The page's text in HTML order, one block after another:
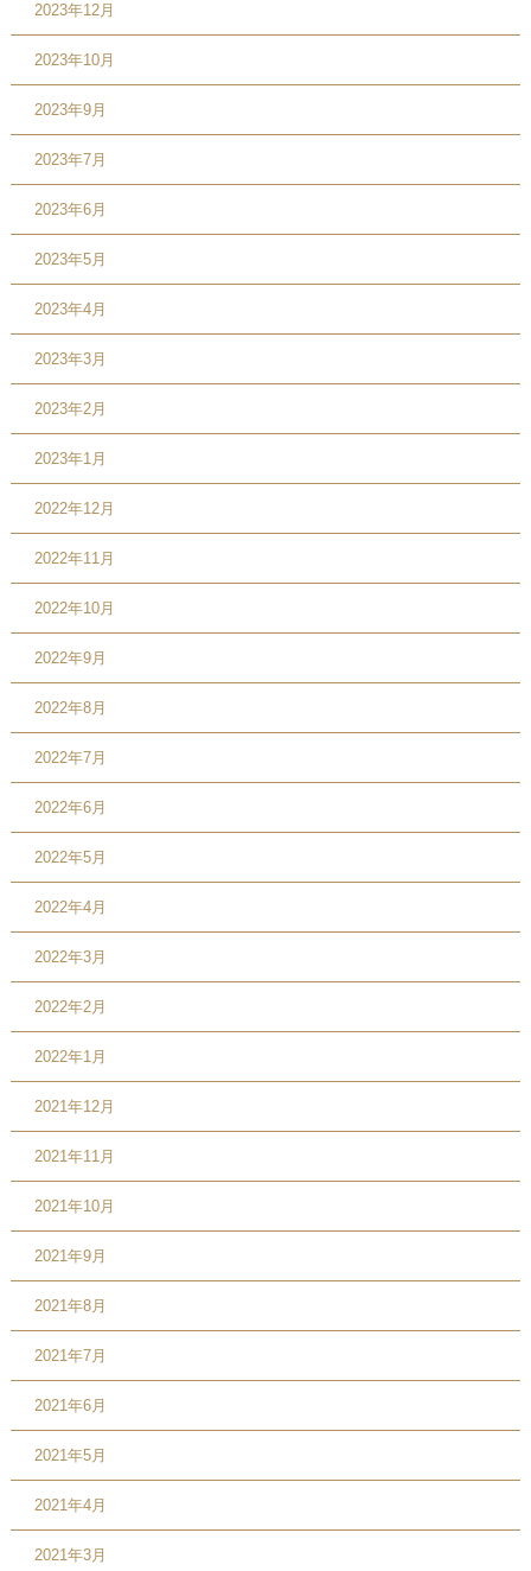
2023年12月
2023年10月
2023年9月
2023年7月
2023年6月
2023年5月
2023年4月
2023年3月
2023年2月
2023年1月
2022年12月
2022年11月
2022年10月
2022年9月
2022年8月
2022年7月
2022年6月
2022年5月
2022年4月
2022年3月
2022年2月
2022年1月
2021年12月
2021年11月
2021年10月
2021年9月
2021年8月
2021年7月
2021年6月
2021年5月
2021年4月
2021年3月